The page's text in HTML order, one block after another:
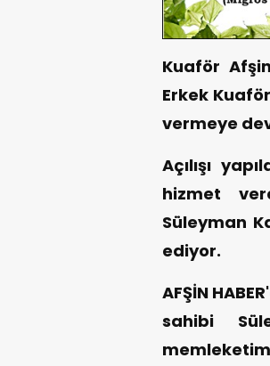
Kuaför
Erkek
vermeye
Açılışı
hizmet
Süleyman
ediyor.
AFŞİN
sahibi